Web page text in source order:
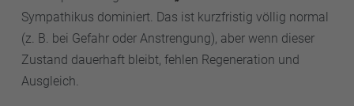
Sympathikus dominiert. Das ist kurzfristig völlig normal
(z. B. bei Gefahr oder Anstrengung), aber wenn dieser
Zustand dauerhaft bleibt, fehlen Regeneration und
Ausgleich.